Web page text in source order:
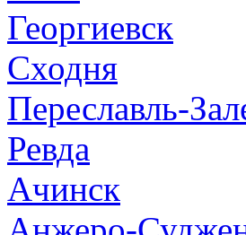
Георгиевск
Сходня
Переславль-
Ревда
Ачинск